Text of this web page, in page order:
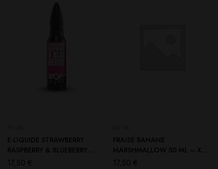
E-LIQUIDE STRAWBERRY
RASPBERRY & BLUEBERRY
50ML PUNX – RIOT
17,50 €
FRAISE BANANE
MARSHMALLOW 50 ML – X
BY RIOT
17,50 €